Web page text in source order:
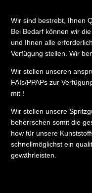
Wir sind bestrebt, Ihnen
Bei Bedarf können wir
und Ihnen alle
Verfügung stellen. Wir
Wir stellen unseren
FAIs/PPAPs zur
mit !
Wir stellen unsere
beherrschen somit die
how für unsere
schnellmöglichst ein
gewährleisten.